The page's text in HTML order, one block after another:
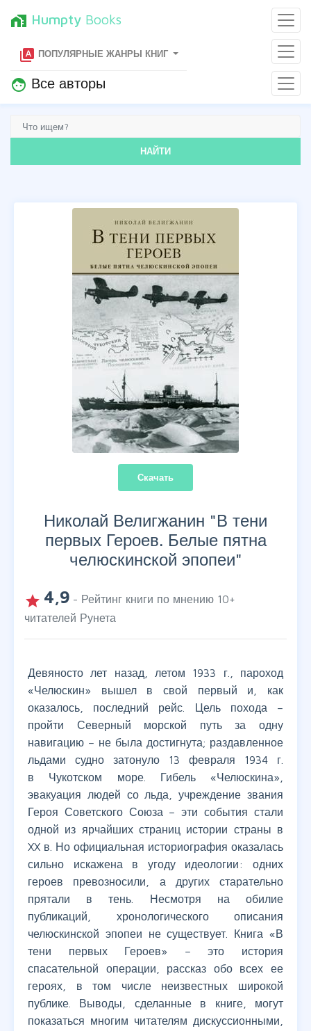
home_work Humpty Books
type_specimen ПОПУЛЯРНЫЕ ЖАНРЫ КНИГ
face Все авторы
НАЙТИ
Скачать
Николай Велигжанин "В тени
первых Героев. Белые пятна
челюскинской эпопеи"
grade 4,9 - Рейтинг книги по мнению 10+
читателей Рунета
Девяносто лет назад, летом 1933 г., пароход
«Челюскин» вышел в свой первый и, как
оказалось, последний рейс. Цель похода –
пройти Северный морской путь за одну
навигацию – не была достигнута; раздавленное
льдами судно затонуло 13 февраля 1934 г.
в Чукотском море. Гибель «Челюскина»,
эвакуация людей со льда, учреждение звания
Героя Советского Союза – эти события стали
одной из ярчайших страниц истории страны в
XX в. Но официальная историография оказалась
сильно искажена в угоду идеологии: одних
героев превозносили, а других старательно
прятали в тень. Несмотря на обилие
публикаций, хронологического описания
челюскинской эпопеи не существует. Книга «В
тени первых Героев» – это история
спасательной операции, рассказ обо всех ее
героях, в том числе неизвестных широкой
публике. Выводы, сделанные в книге, могут
показаться многим читателям дискуссионными,